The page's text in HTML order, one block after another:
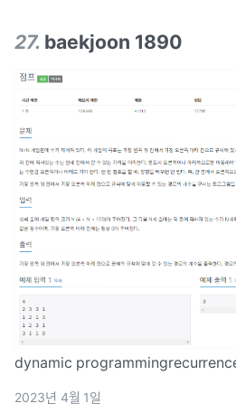
27. baekjoon 1890
dynamic
2023년 4월 1일